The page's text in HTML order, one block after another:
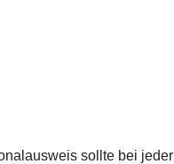
sollte bei jeder